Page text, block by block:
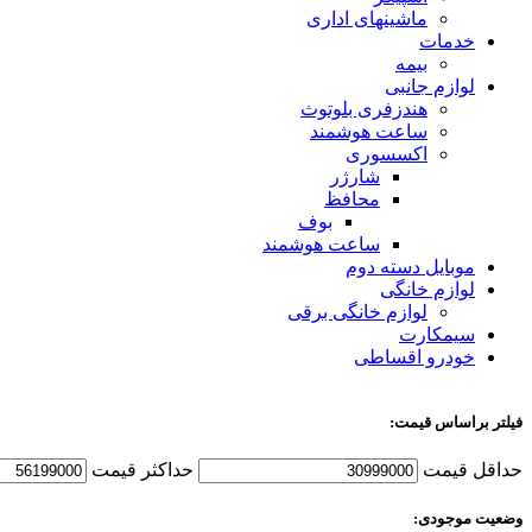
ماشینهای اداری
خدمات
بیمه
لوازم جانبی
هندزفری بلوتوث
ساعت هوشمند
اکسسوری
شارژر
محافظ
بوف
ساعت هوشمند
موبایل دسته دوم
لوازم خانگی
لوازم خانگی برقی
سیمکارت
خودرو اقساطی
فیلتر براساس قیمت:
حداقل قیمت حداکثر قیمت
وضعیت موجودی: